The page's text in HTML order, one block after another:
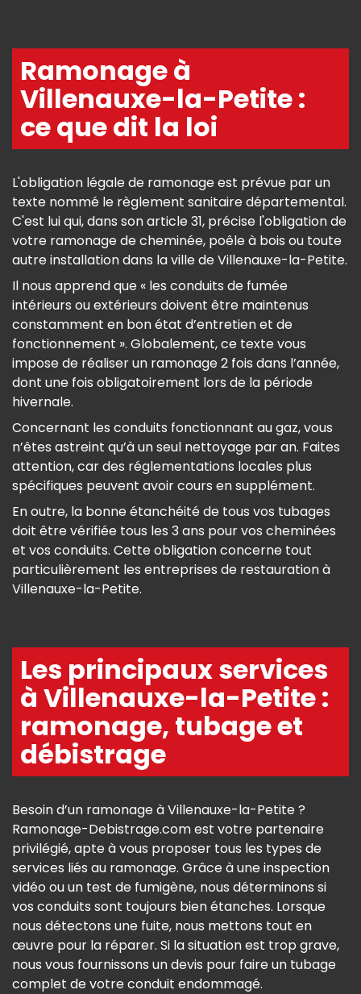
Ramonage à
Villenauxe-la-Petite :
ce que dit la loi
L'obligation légale de ramonage est prévue par un
texte nommé le règlement sanitaire départemental.
C'est lui qui, dans son article 31, précise l'obligation de
votre ramonage de cheminée, poêle à bois ou toute
autre installation dans la ville de Villenauxe-la-Petite.
Il nous apprend que « les conduits de fumée
intérieurs ou extérieurs doivent être maintenus
constamment en bon état d’entretien et de
fonctionnement ». Globalement, ce texte vous
impose de réaliser un ramonage 2 fois dans l’année,
dont une fois obligatoirement lors de la période
hivernale.
Concernant les conduits fonctionnant au gaz, vous
n’êtes astreint qu’à un seul nettoyage par an. Faites
attention, car des réglementations locales plus
spécifiques peuvent avoir cours en supplément.
En outre, la bonne étanchéité de tous vos tubages
doit être vérifiée tous les 3 ans pour vos cheminées
et vos conduits. Cette obligation concerne tout
particulièrement les entreprises de restauration à
Villenauxe-la-Petite.
Les principaux services
à Villenauxe-la-Petite :
ramonage, tubage et
débistrage
Besoin d’un ramonage à Villenauxe-la-Petite ?
Ramonage-Debistrage.com est votre partenaire
privilégié, apte à vous proposer tous les types de
services liés au ramonage. Grâce à une inspection
vidéo ou un test de fumigène, nous déterminons si
vos conduits sont toujours bien étanches. Lorsque
nous détectons une fuite, nous mettons tout en
œuvre pour la réparer. Si la situation est trop grave,
nous vous fournissons un devis pour faire un tubage
complet de votre conduit endommagé.